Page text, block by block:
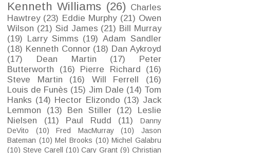
Kenneth Williams (26) Charles
Hawtrey (23) Eddie Murphy (21) Owen
Wilson (21) Sid James (21) Bill Murray
(19) Larry Simms (19) Adam Sandler
(18) Kenneth Connor (18) Dan Aykroyd
(17)
Dean Martin (17)
Peter
Butterworth
(16) Pierre Richard
(16)
Steve Martin
(16) Will Ferrell
(16)
Louis de Funès (15) Jim Dale (14) Tom
Hanks (14) Hector Elizondo (13) Jack
Lemmon
(13) Ben Stiller (12)
Leslie
Nielsen
(11) Paul Rudd (11)
Danny
DeVito
(10) Fred MacMurray (10)
Jason
Bateman (10) Mel Brooks (10) Michel Galabru
(10) Steve Carell (10) Cary Grant (9) Christian